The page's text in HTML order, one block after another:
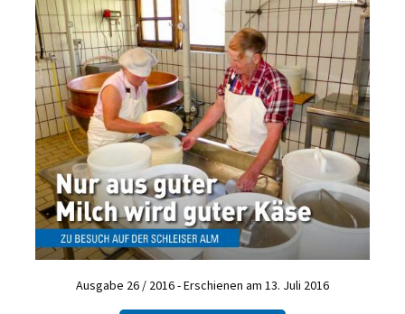
Ausgabe 26 / 2016 - Erschienen am 13. Juli 2016